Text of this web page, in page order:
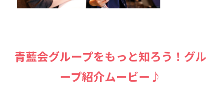
⻘藍会グループをもっと知ろう！グル
ープ紹介ムービー♪